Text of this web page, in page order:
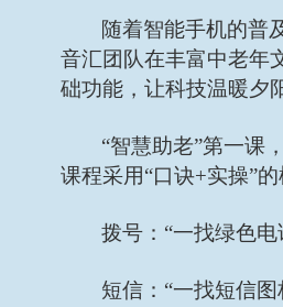
随着智能手机的普
音汇团队在丰富中老年
础功能，让科技温暖夕
“智慧助老”第一课
课程采用“口诀+实操”
拨号： “一找绿色
短信： “一找短信